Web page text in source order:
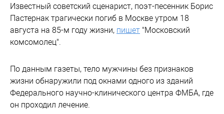
Известный советский сценарист, поэт-песенник Борис
Пастернак трагически погиб в Москве утром 18
августа на 85-м году жизни, пишет "Московский
комсомолец".
По данным газеты, тело мужчины без признаков
жизни обнаружили под окнами одного из зданий
Федерального научно-клинического центра ФМБА, где
он проходил лечение.